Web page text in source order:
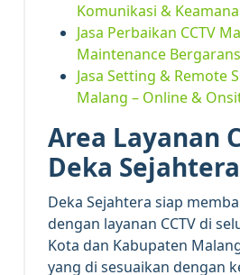
Komunikasi &
Jasa Perbaikan CCTV
Maintenance
Jasa Setting & Remote
Malang – Online &
Area Layanan
Deka Sejahtera
Deka Sejahtera siap
dengan layanan CCTV di
Kota dan Kabupaten
yang di sesuaikan dengan